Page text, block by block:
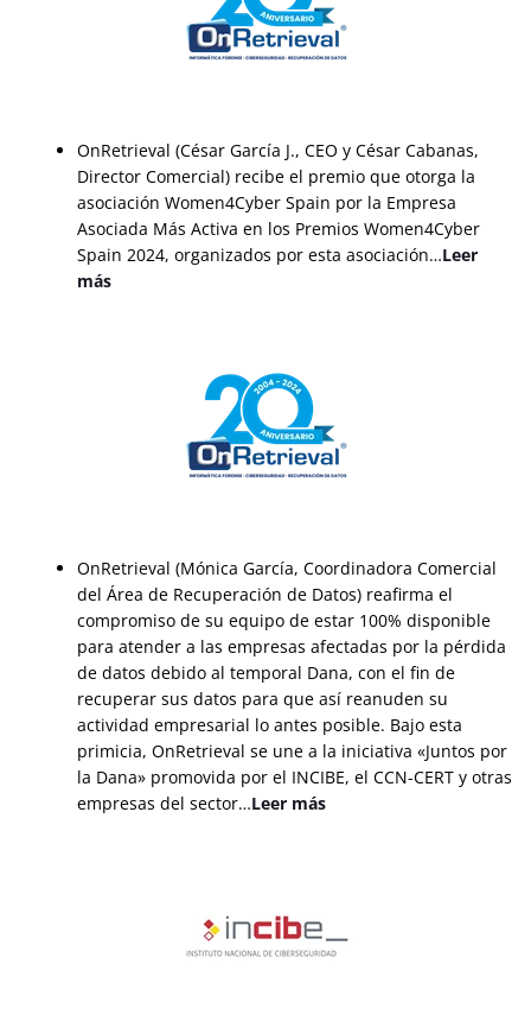
OnRetrieval (César García J., CEO y César Cabanas,
Director Comercial) recibe el premio que otorga la
asociación Women4Cyber Spain por la Empresa
Asociada Más Activa en los Premios Women4Cyber
Spain 2024, organizados por esta asociación…Leer
más
OnRetrieval (Mónica García, Coordinadora Comercial
del Área de Recuperación de Datos) reafirma el
compromiso de su equipo de estar 100% disponible
para atender a las empresas afectadas por la pérdida
de datos debido al temporal Dana, con el fin de
recuperar sus datos para que así reanuden su
actividad empresarial lo antes posible. Bajo esta
primicia, OnRetrieval se une a la iniciativa «Juntos por
la Dana» promovida por el INCIBE, el CCN-CERT y otras
empresas del sector…Leer más